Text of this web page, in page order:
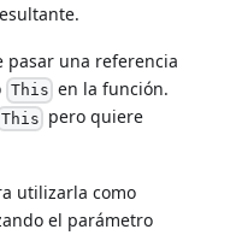
pasar una referencia
This en la función.
This pero quiere
utilizarla como
el parámetro